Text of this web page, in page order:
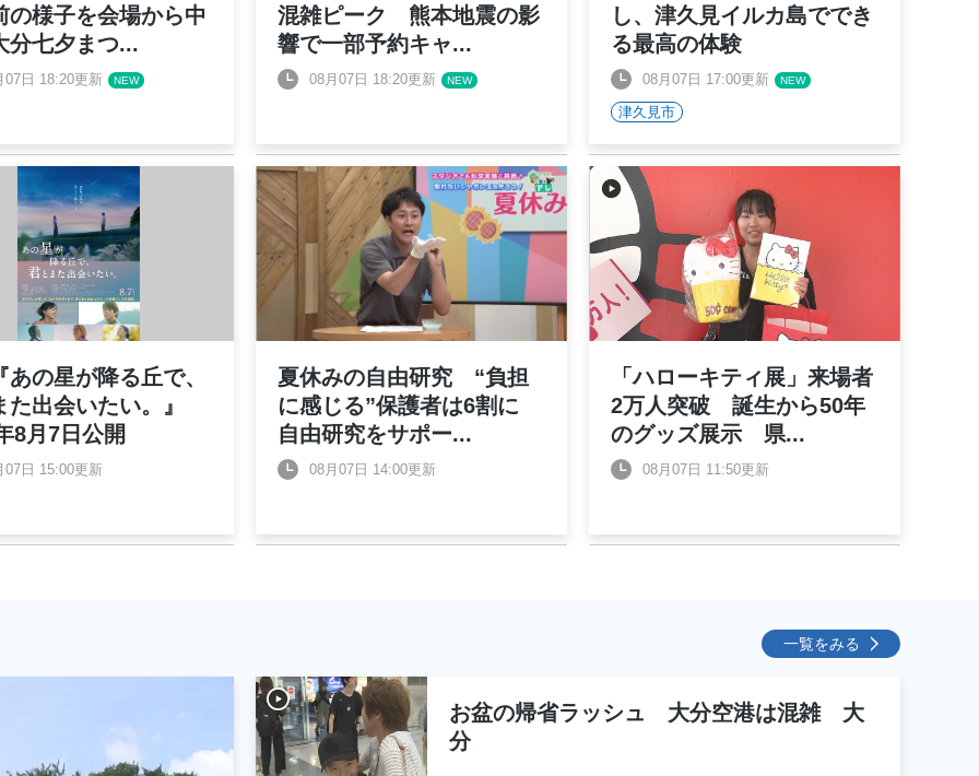
の様子を会場から中
七夕まつ...
07日 18:20更新
混雑ピーク 熊本地震の影
響で一部予約キャ...
08月07日 18:20更新
し、津久見イルカ島ででき
る最高の体験
08月07日 17:00更新
津久見市
あの星が降る丘で、
た出会いたい。』
8月7日公開
07日 15:00更新
夏休みの自由研究 “負担
に感じる”保護者は6割に
自由研究をサポー...
08月07日 14:00更新
「ハローキティ展」来場者
2万人突破 誕生から50年
のグッズ展示 県...
08月07日 11:50更新
一覧をみる
お盆の帰省ラッシュ 大分空港は混雑 大
分